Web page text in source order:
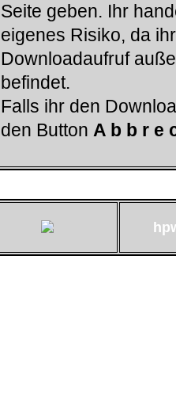
Seite geben. Ihr
eigenes Risiko, da
Downloadaufruf
befindet.
Falls ihr den
den Button A b b r e